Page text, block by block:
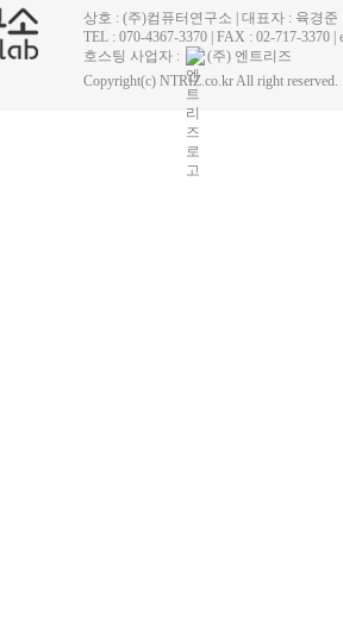
상호 : (주)컴퓨터연구소 | 대표자 : 육경
TEL : 070-4367-3370 | FAX : 02-717-
호스팅 사업자 :
(주) 엔트리즈
Copyright(c) NTRIZ.co.kr All right reserved.